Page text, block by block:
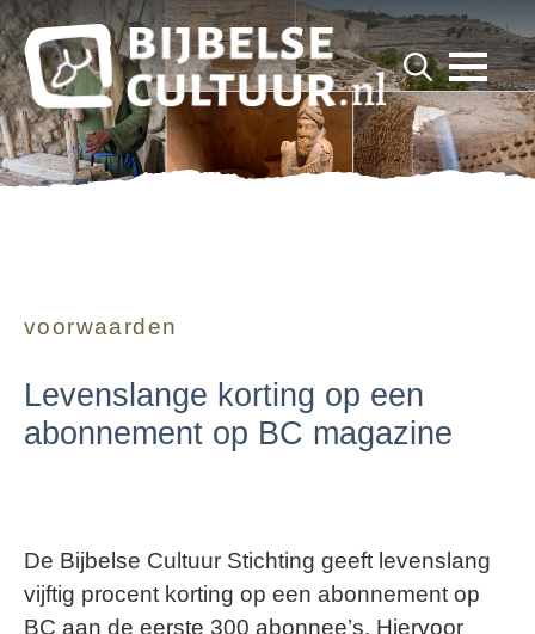
Search
for:
for:
voorwaarden
Levenslange korting op een
abonnement op BC magazine
De Bijbelse Cultuur Stichting geeft levenslang
vijftig procent korting op een abonnement op
BC aan de eerste 300 abonnee’s. Hiervoor